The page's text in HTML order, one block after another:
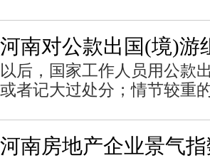
河南对公款出国(境)游
以后，国家工作人员用公款
或者记大过处分；情节较重
河南房地产企业景气